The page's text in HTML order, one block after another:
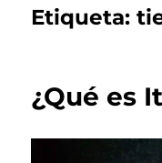
Etiqueta:
¿Qué es